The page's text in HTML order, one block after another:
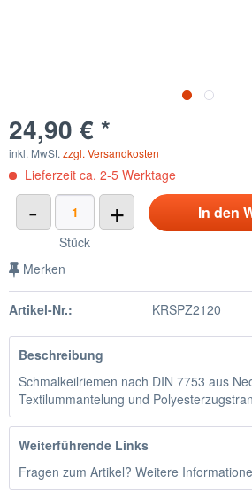
24,90 € *
inkl. MwSt. zzgl. Versandkosten
Lieferzeit ca. 2-5 Werktage
- +
Stück
In den
Merken
Artikel-Nr.: KRSPZ2120
Beschreibung
Schmalkeilriemen nach DIN 7753 aus
Textilummantelung und
Weiterführende Links
Fragen zum Artikel? Weitere